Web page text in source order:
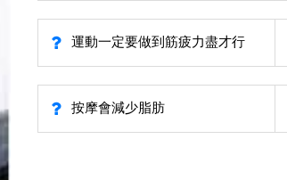
運動一定要做到筋疲力盡才行
按摩會減少脂肪